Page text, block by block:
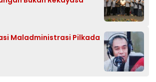
Maladministrasi Pilkada